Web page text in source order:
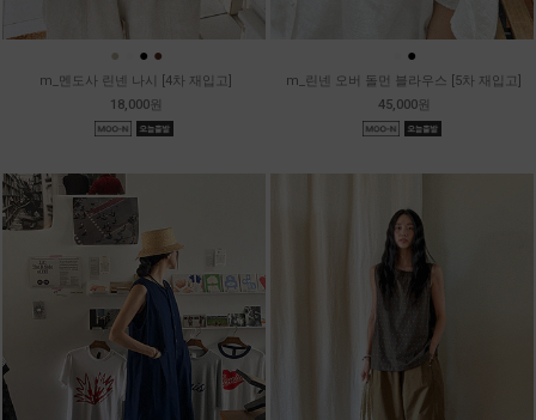
● ● ●
m_멘도사 린넨 나시 [4차 재입고]
18,000원
●
m_린넨 오버 돌먼 블라우스 [5차 재입고]
45,000원